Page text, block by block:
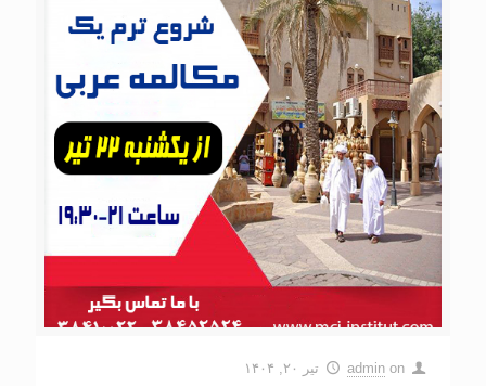
admin on تیر ۲۰, ۱۴۰۴